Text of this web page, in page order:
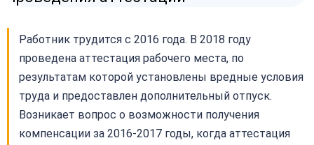
Работник трудится с 2016 года. В 2018 году
проведена аттестация рабочего места, по
результатам которой установлены вредные условия
труда и предоставлен дополнительный отпуск.
Возникает вопрос о возможности получения
компенсации за 2016-2017 годы, когда аттестация